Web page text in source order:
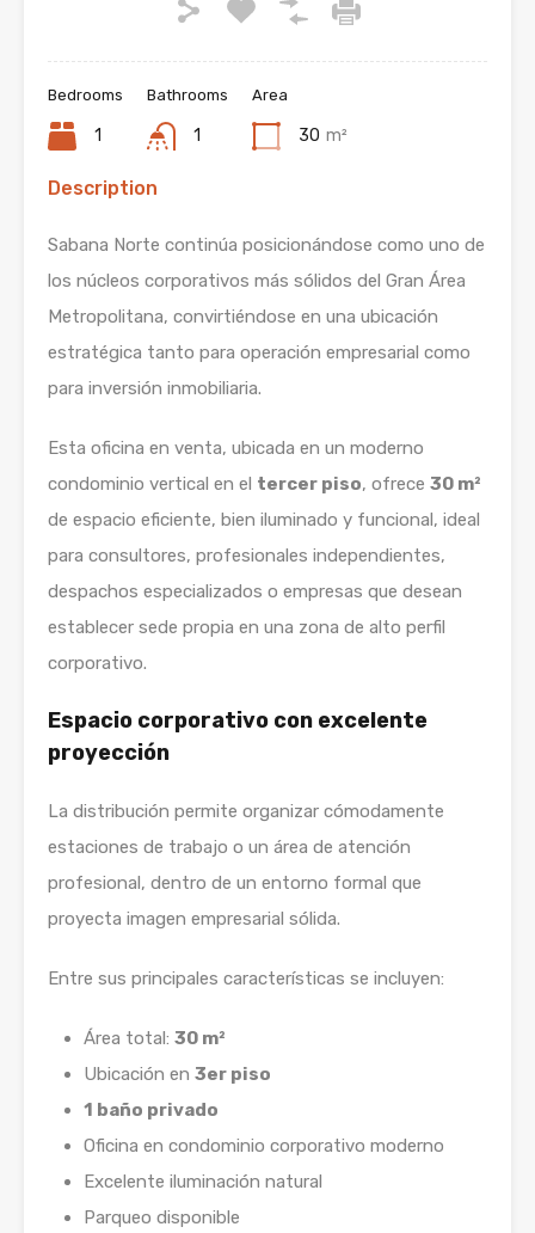
Bedrooms
1
Bathrooms
1
Area
30 m²
Description
Sabana Norte continúa posicionándose como uno de
los núcleos corporativos más sólidos del Gran Área
Metropolitana, convirtiéndose en una ubicación
estratégica tanto para operación empresarial como
para inversión inmobiliaria.
Esta oficina en venta, ubicada en un moderno
condominio vertical en el tercer piso, ofrece 30 m²
de espacio eficiente, bien iluminado y funcional, ideal
para consultores, profesionales independientes,
despachos especializados o empresas que desean
establecer sede propia en una zona de alto perfil
corporativo.
Espacio corporativo con excelente
proyección
La distribución permite organizar cómodamente
estaciones de trabajo o un área de atención
profesional, dentro de un entorno formal que
proyecta imagen empresarial sólida.
Entre sus principales características se incluyen:
Área total: 30 m²
Ubicación en 3er piso
1 baño privado
Oficina en condominio corporativo moderno
Excelente iluminación natural
Parqueo disponible